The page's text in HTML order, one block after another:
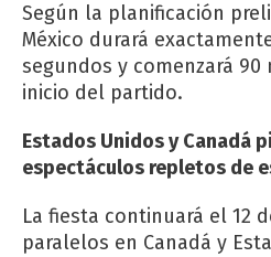
Según la planificación
México durará
segundos y comenzará
inicio del partido.
Estados Unidos y Canadá
espectáculos repletos de
La fiesta continuará el 12
paralelos en Canadá y